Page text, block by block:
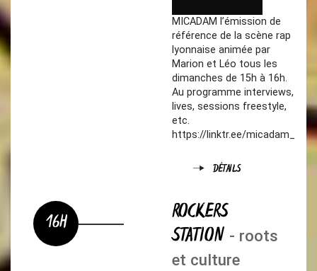
MICADAM l’émission de
référence de la scène rap
lyonnaise animée par
Marion et Léo tous les
dimanches de 15h à 16h.
Au programme interviews,
lives, sessions freestyle,
etc.
https://linktr.ee/micadam_
DÉTAILS
16H
ROCKERS
STATION - roots
et culture